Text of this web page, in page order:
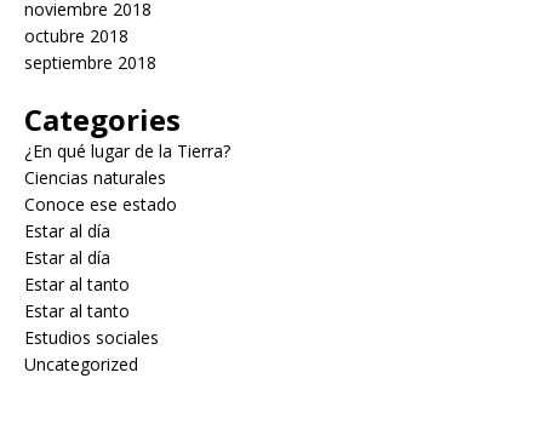
noviembre 2018
octubre 2018
septiembre 2018
Categories
¿En qué lugar de la Tierra?
Ciencias naturales
Conoce ese estado
Estar al día
Estar al día
Estar al tanto
Estar al tanto
Estudios sociales
Uncategorized